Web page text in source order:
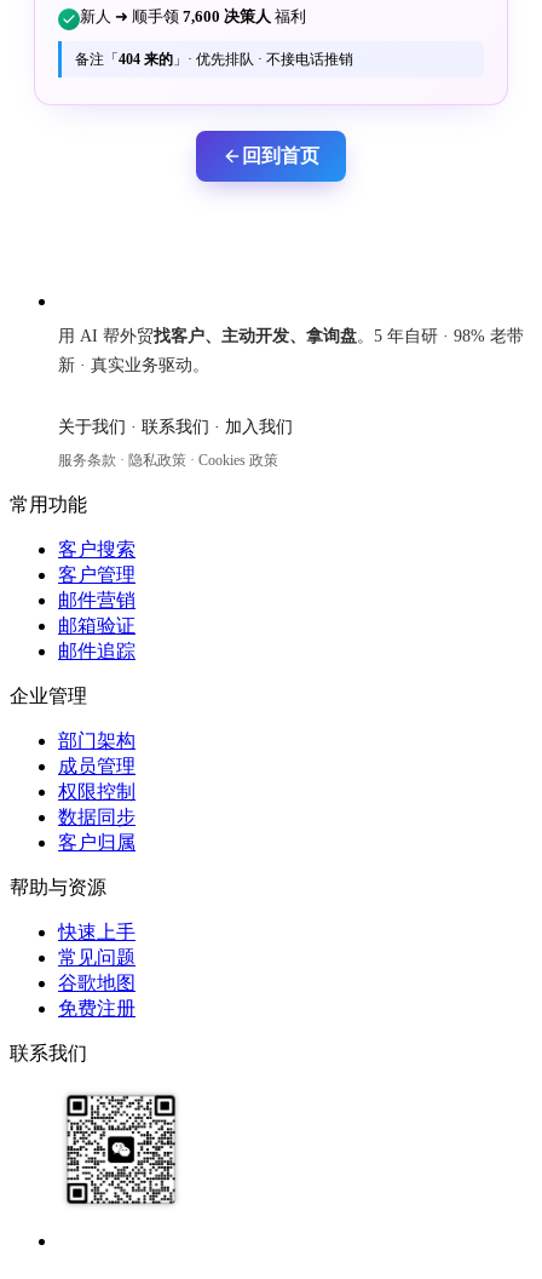
新人 ➜ 顺手领7,600 决策人 福利
备注「404 来的 」· 优先排队 · 不接电话推销
回到首页
用 AI 帮外贸找客户、主动开发、拿询盘。5 年自研 · 98% 老带
新 · 真实业务驱动。
关于我们 · 联系我们 · 加入我们
服务条款 · 隐私政策 · Cookies 政策
常用功能
客户搜索
客户管理
邮件营销
邮箱验证
邮件追踪
企业管理
部门架构
成员管理
权限控制
数据同步
客户归属
帮助与资源
快速上手
常见问题
谷歌地图
免费注册
联系我们